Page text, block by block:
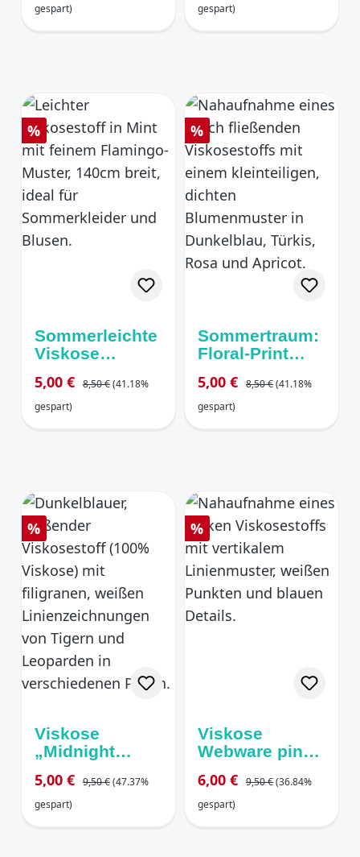
Weiß
gespart) gespart)
Rabatt
%
Sommerleichte
Viskose
Dance“ mint
Verkaufspreis:
5,00 € Regulärer Preis:
8,50 €(41.18%
gespart)
Rabatt
%
Sommertraum:
Floral-Print
dunkelblau/petr
ol/koralle
Verkaufspreis:
5,00 € Regulärer Preis:
8,50 €(41.18%
gespart)
Rabatt
%
Viskose
„Midnight
Tiger/
Leoparden
Verkaufspreis:
5,00 € Regulärer Preis:
9,50 €(47.37%
gespart)
Rabatt
%
Viskose
Webware pink
Muster
Verkaufspreis:
6,00 € Regulärer Preis:
9,50 €(36.84%
gespart)